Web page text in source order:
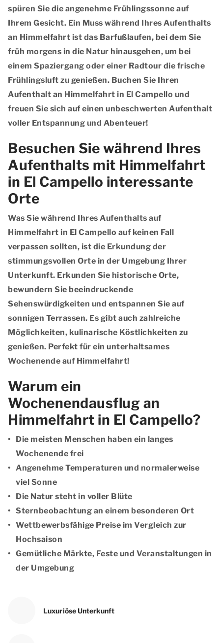
spüren Sie die angenehme Frühlingssonne auf
Ihrem Gesicht. Ein Muss während Ihres Aufenthalts
an Himmelfahrt ist das Barfußlaufen, bei dem Sie
früh morgens in die Natur hinausgehen, um bei
einem Spaziergang oder einer Radtour die frische
Frühlingsluft zu genießen. Buchen Sie Ihren
Aufenthalt an Himmelfahrt in El Campello und
freuen Sie sich auf einen unbeschwerten Aufenthalt
voller Entspannung und Abenteuer!
Besuchen Sie während Ihres
Aufenthalts mit Himmelfahrt
in El Campello interessante
Orte
Was Sie während Ihres Aufenthalts auf
Himmelfahrt in El Campello auf keinen Fall
verpassen sollten, ist die Erkundung der
stimmungsvollen Orte in der Umgebung Ihrer
Unterkunft. Erkunden Sie historische Orte,
bewundern Sie beeindruckende
Sehenswürdigkeiten und entspannen Sie auf
sonnigen Terrassen. Es gibt auch zahlreiche
Möglichkeiten, kulinarische Köstlichkeiten zu
genießen. Perfekt für ein unterhaltsames
Wochenende auf Himmelfahrt!
Warum ein
Wochenendausflug an
Himmelfahrt in El Campello?
Die meisten Menschen haben ein langes
Wochenende frei
Angenehme Temperaturen und normalerweise
viel Sonne
Die Natur steht in voller Blüte
Sternbeobachtung an einem besonderen Ort
Wettbewerbsfähige Preise im Vergleich zur
Hochsaison
Gemütliche Märkte, Feste und Veranstaltungen in
der Umgebung
Luxuriöse Unterkunft